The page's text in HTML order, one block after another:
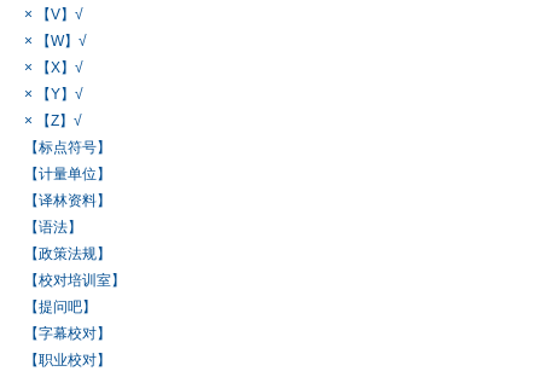
× 【V】√
× 【W】√
× 【X】√
× 【Y】√
× 【Z】√
【标点符号】
【计量单位】
【译林资料】
【语法】
【政策法规】
【校对培训室】
【提问吧】
【字幕校对】
【职业校对】